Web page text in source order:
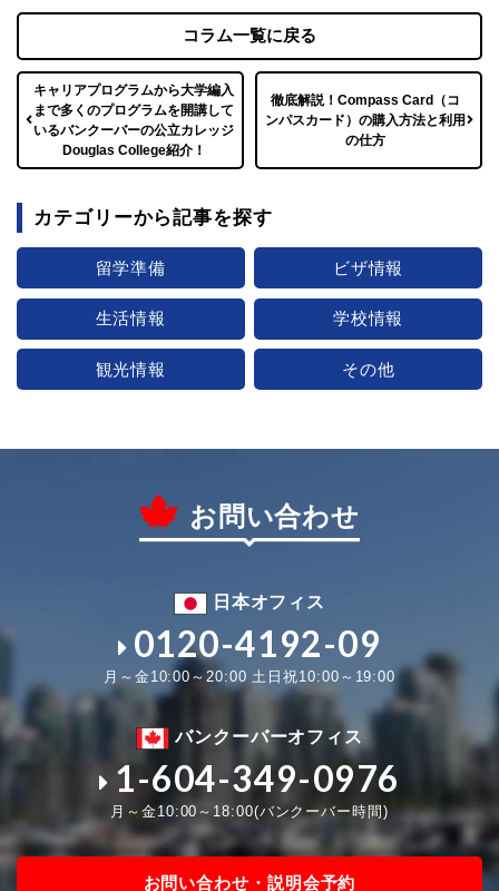
キャリアプログラムから大学編入
まで多くのプログラムを開講して
いるバンクーバーの公立カレッジ
Douglas College紹介！
コラム一覧に戻る
徹底解説！Compass Card（コ
ンパスカード）の購入方法と利用
の仕方
カテゴリーから記事を探す
留学準備 ビザ情報
生活情報 学校情報
観光情報 その他
お問い合わせ
日本オフィス
0120-4192-09
月～金10:00～20:00 土日祝10:00～19:00
バンクーバーオフィス
1-604-349-0976
月～金10:00～18:00(バンクーバー時間)
お問い合わせ・説明会予約